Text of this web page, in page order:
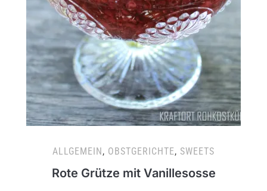
ALLGEMEIN, OBSTGERICHTE, SWEETS
Rote Grütze mit Vanillesosse